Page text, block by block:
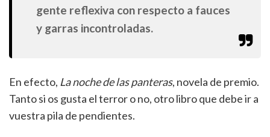
gente reflexiva con respecto a fauces
y garras incontroladas.
En efecto, La noche de las panteras, novela de premio.
Tanto si os gusta el terror o no, otro libro que debe ir a
vuestra pila de pendientes.